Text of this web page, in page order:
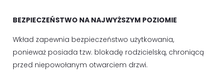
BEZPIECZEŃSTWO NA NAJWYŻSZYM POZIOMIE
Wkład zapewnia bezpieczeństwo użytkowania,
ponieważ posiada tzw. blokadę rodzicielską, chroniącą
przed niepowołanym otwarciem drzwi.